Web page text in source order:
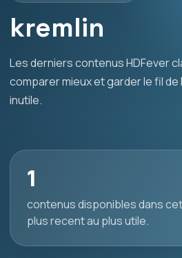
kremlin
Les derniers contenus HDFever
comparer mieux et garder le fil
inutile.
1
contenus disponibles dans
plus recent au plus utile.